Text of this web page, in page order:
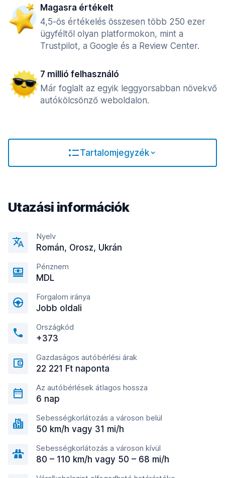
Magasra értékelt
4,5-ös értékelés összesen több 250 ezer
ügyféltől olyan platformokon, mint a
Trustpilot, a Google és a Review Center.
7 millió felhasználó
Már foglalt az egyik leggyorsabban növekvő
autókölcsönző weboldalon.
Tartalomjegyzék
Utazási információk
Nyelv
Román, Orosz, Ukrán
Pénznem
MDL
Forgalom iránya
Jobb oldali
Országkód
+373
Gazdaságos autóbérlési árak
22 221 Ft naponta
Az autóbérlések átlagos hossza
6 nap
Sebességkorlátozás a városon belül
50 km/h vagy 31 mi/h
Sebességkorlátozás a városon kívül
80 – 110 km/h vagy 50 – 68 mi/h